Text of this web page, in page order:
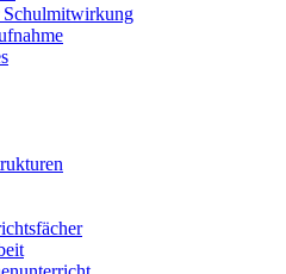
Schulmitwirkung